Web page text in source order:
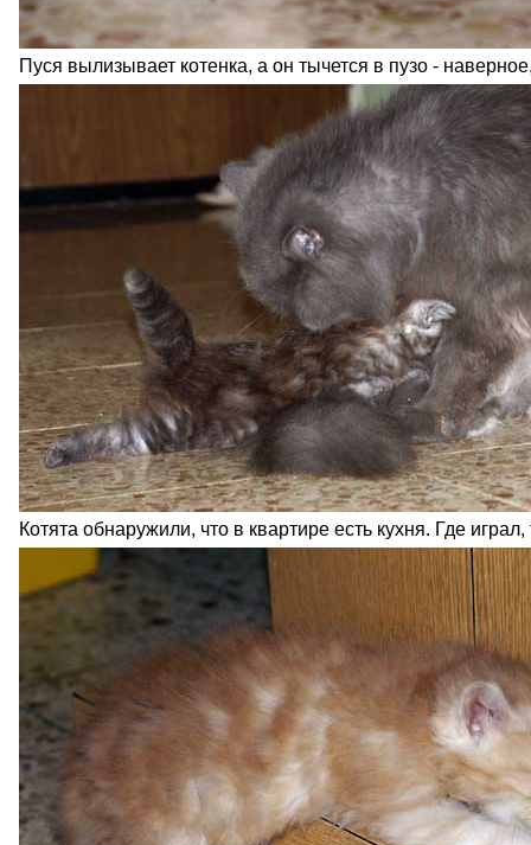
Пуся вылизывает котенка, а он тычется в пузо -
Котята обнаружили, что в квартире есть кухня. Где